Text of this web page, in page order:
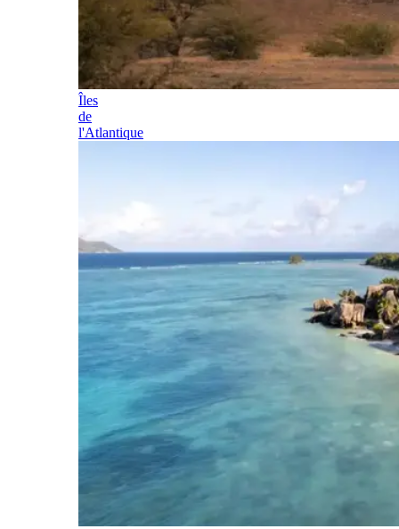
Îles
de
l'Atlantique